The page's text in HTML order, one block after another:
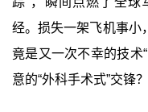
经。损失一架飞机事小
竟是又一次不幸的技术
意的“外科手术式”交锋？